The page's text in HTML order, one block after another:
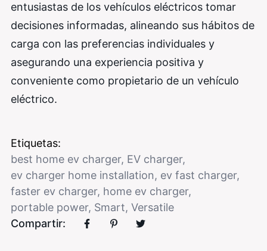
entusiastas de los vehículos eléctricos tomar
decisiones informadas, alineando sus hábitos de
carga con las preferencias individuales y
asegurando una experiencia positiva y
conveniente como propietario de un vehículo
eléctrico.
Etiquetas:
best home ev charger, EV charger,
ev charger home installation, ev fast charger,
faster ev charger, home ev charger,
portable power, Smart, Versatile
Compartir: